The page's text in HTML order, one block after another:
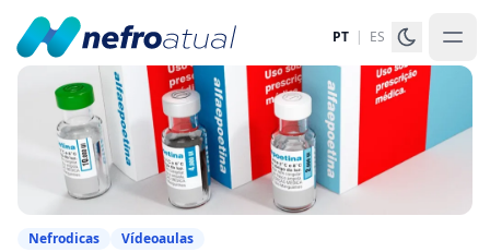
PT | ES
Nefrodicas Vídeoaulas